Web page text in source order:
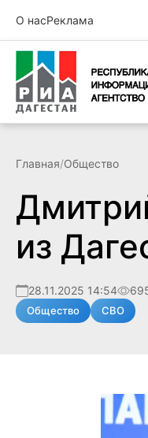
О насРеклама
Главная/Общество
из
28.11.2025 14:54
Общество СВО